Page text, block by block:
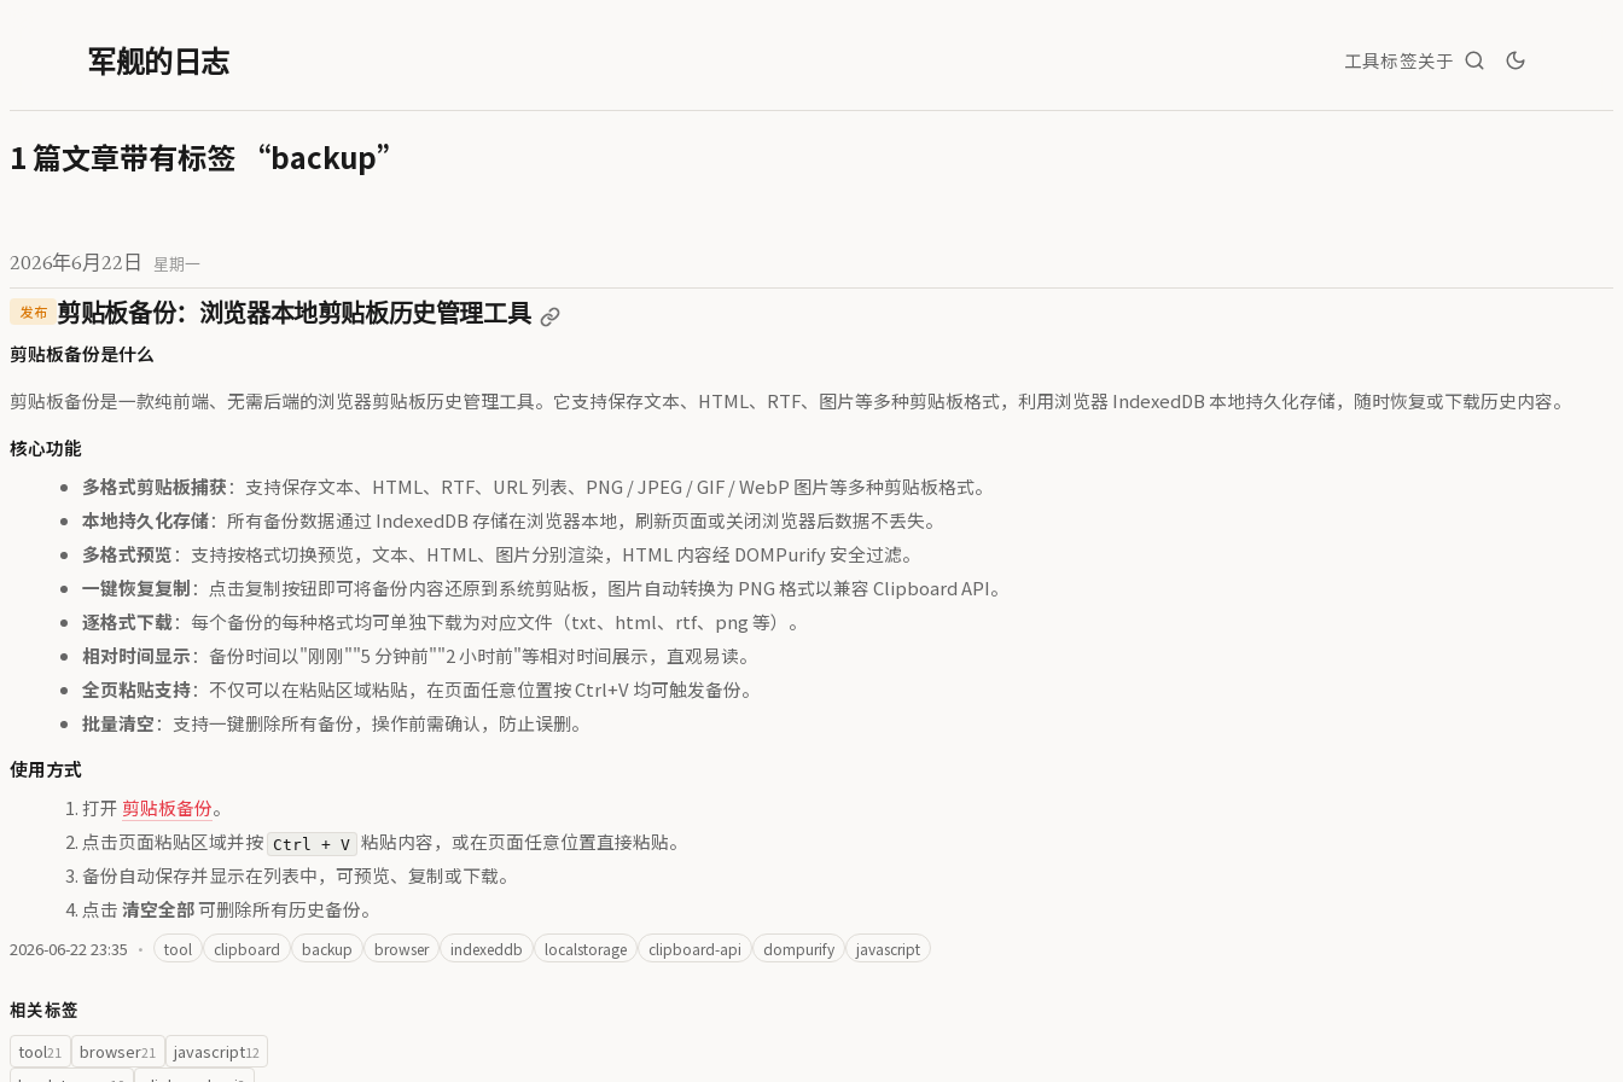
军舰的日志 工具标签关于
1 篇文章带有标签 “backup”
2026年6月22日 星期一
发布 剪贴板备份：浏览器本地剪贴板历史管理工具
剪贴板备份是什么
剪贴板备份是一款纯前端、无需后端的浏览器剪贴板历史管理工具。它支持保存文本、HTML、RTF、图片等多种剪贴板格式，利用浏览器 IndexedDB 本地持久化存储，随时恢复或下载历史内容。
核心功能
多格式剪贴板捕获：支持保存文本、HTML、RTF、URL 列表、PNG / JPEG / GIF / WebP 图片等多种剪贴板格式。
本地持久化存储：所有备份数据通过 IndexedDB 存储在浏览器本地，刷新页面或关闭浏览器后数据不丢失。
多格式预览：支持按格式切换预览，文本、HTML、图片分别渲染，HTML 内容经 DOMPurify 安全过滤。
一键恢复复制：点击复制按钮即可将备份内容还原到系统剪贴板，图片自动转换为 PNG 格式以兼容 Clipboard API。
逐格式下载：每个备份的每种格式均可单独下载为对应文件（txt、html、rtf、png 等）。
相对时间显示：备份时间以"刚刚""5 分钟前""2 小时前"等相对时间展示，直观易读。
全页粘贴支持：不仅可以在粘贴区域粘贴，在页面任意位置按 Ctrl+V 均可触发备份。
批量清空：支持一键删除所有备份，操作前需确认，防止误删。
使用方式
打开 剪贴板备份。
点击页面粘贴区域并按 Ctrl + V 粘贴内容，或在页面任意位置直接粘贴。
备份自动保存并显示在列表中，可预览、复制或下载。
点击清空全部可删除所有历史备份。
2026-06-22 23:35 · tool clipboard backup browser indexeddb localstorage clipboard-api dompurify javascript
相关标签
tool21 browser21 javascript12